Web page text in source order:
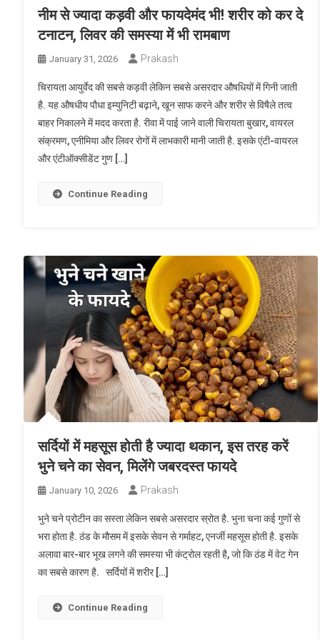
नीम से ज्यादा कड़वी और फायदेमंद भी! शरीर को कर दे
टनाटन, लिवर की समस्या में भी रामबाण
January 31, 2026 Prakash
चिरायता आयुर्वेद की सबसे कड़वी लेकिन सबसे असरदार औषधियों में गिनी जाती
है. यह औषधीय पौधा इम्युनिटी बढ़ाने, खून साफ करने और शरीर से विषैले तत्व
बाहर निकालने में मदद करता है. रीवा में पाई जाने वाली चिरायता बुखार, वायरल
संक्रमण, एनीमिया और लिवर रोगों में लाभकारी मानी जाती है. इसके एंटी-वायरल
और एंटीऑक्सीडेंट गुण […]
Continue Reading
सर्दियों में महसूस होती है ज्यादा थकान, इस तरह करें
भुने चने का सेवन, मिलेंगे जबरदस्त फायदे
January 10, 2026 Prakash
भुने चने प्रोटीन का सस्ता लेकिन सबसे असरदार स्रोत है. भुना चना कई गुणों से
भरा होता है. ठंड के मौसम में इसके सेवन से गर्माहट, एनर्जी महसूस होती है. इसके
अलावा बार-बार भूख लगने की समस्या भी कंट्रोल रहती है, जो कि ठंड में वेट गेन
का सबसे कारण है. सर्दियों में शरीर […]
Continue Reading